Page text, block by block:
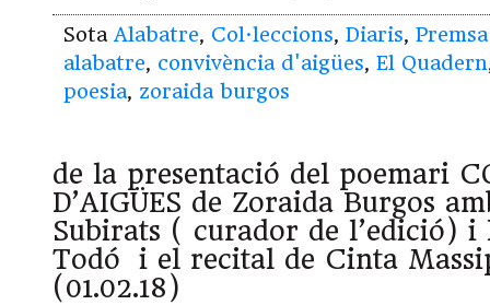
Sota Alabatre, Col·leccions, Diaris, Premsa
alabatre, convivència d'aigües, El Quadern
poesia, zoraida burgos
de la presentació del poemari
D’AIGÜES de Zoraida Burgos
Subirats ( curador de l’edició) i
Todó i el recital de Cinta
(01.02.18)